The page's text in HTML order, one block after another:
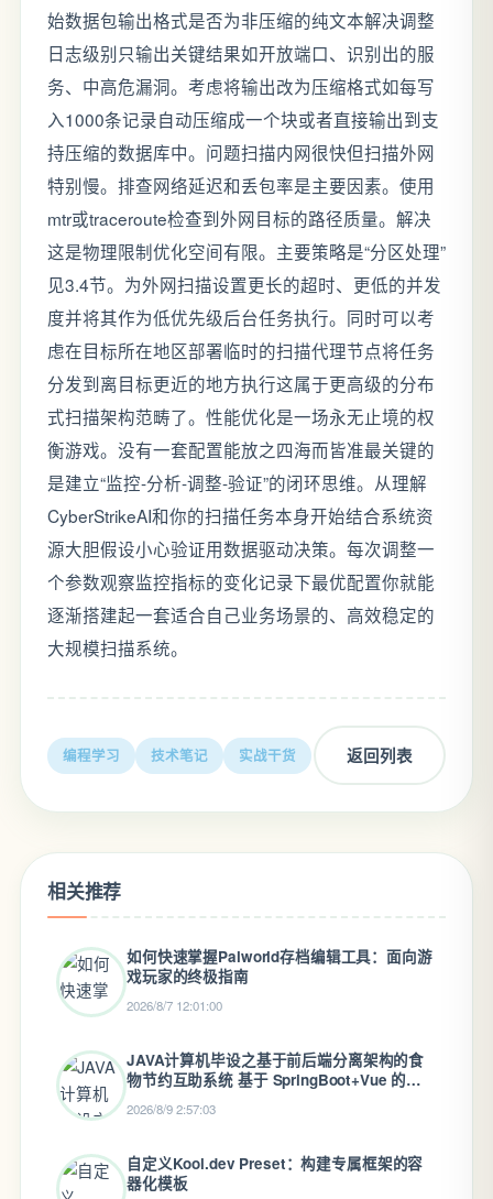
始数据包输出格式是否为非压缩的纯文本解决调整
日志级别只输出关键结果如开放端口、识别出的服
务、中高危漏洞。考虑将输出改为压缩格式如每写
入1000条记录自动压缩成一个块或者直接输出到支
持压缩的数据库中。问题扫描内网很快但扫描外网
特别慢。排查网络延迟和丢包率是主要因素。使用
mtr或traceroute检查到外网目标的路径质量。解决
这是物理限制优化空间有限。主要策略是“分区处理”
见3.4节。为外网扫描设置更长的超时、更低的并发
度并将其作为低优先级后台任务执行。同时可以考
虑在目标所在地区部署临时的扫描代理节点将任务
分发到离目标更近的地方执行这属于更高级的分布
式扫描架构范畴了。性能优化是一场永无止境的权
衡游戏。没有一套配置能放之四海而皆准最关键的
是建立“监控-分析-调整-验证”的闭环思维。从理解
CyberStrikeAI和你的扫描任务本身开始结合系统资
源大胆假设小心验证用数据驱动决策。每次调整一
个参数观察监控指标的变化记录下最优配置你就能
逐渐搭建起一套适合自己业务场景的、高效稳定的
大规模扫描系统。
编程学习 技术笔记 实战干货 返回列表
相关推荐
如何快速掌握Palworld存档编辑工具：面向游
戏玩家的终极指南
2026/8/7 12:01:00
JAVA计算机毕设之基于前后端分离架构的食
物节约互助系统 基于 SpringBoot+Vue 的粮
食节约视角下校园盲盒交易服务平台(完整前
后端代码+说明文档+LW，调试定制等）
2026/8/9 2:57:03
自定义Kool.dev Preset：构建专属框架的容
器化模板